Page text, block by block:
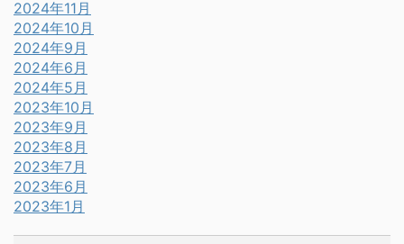
2024年11月
2024年10月
2024年9月
2024年6月
2024年5月
2023年10月
2023年9月
2023年8月
2023年7月
2023年6月
2023年1月